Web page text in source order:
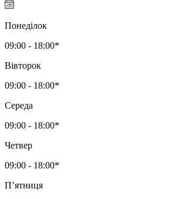
Понеділок
09:00 - 18:00*
Вівторок
09:00 - 18:00*
Середа
09:00 - 18:00*
Четвер
09:00 - 18:00*
Пʼятниця